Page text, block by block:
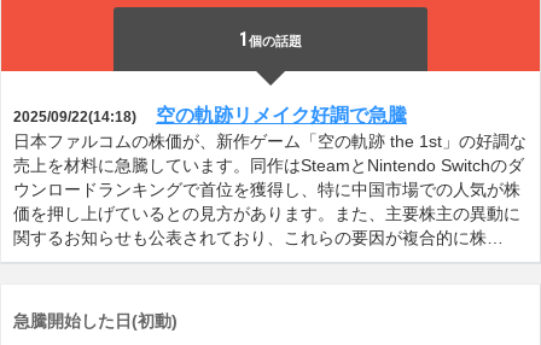
1個の話題
2025/09/22(14:18) 空の軌跡リメイク好調で急騰
日本ファルコムの株価が、新作ゲーム「空の軌跡 the 1st」の好調な
売上を材料に急騰しています。同作はSteamとNintendo Switchのダ
ウンロードランキングで首位を獲得し、特に中国市場での人気が株
価を押し上げているとの見方があります。また、主要株主の異動に
関するお知らせも公表されており、これらの要因が複合的に株…
急騰開始した日(初動)